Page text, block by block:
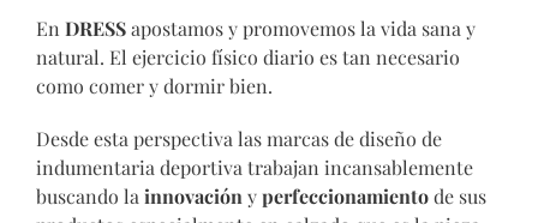
En DRESSapostamos y promovemos la vida sana y
natural. El ejercicio físico diario es tan necesario
como comer y dormir bien.
Desde esta perspectiva las marcas de diseño de
indumentaria deportiva trabajan incansablemente
buscando la innovación yperfeccionamientode sus